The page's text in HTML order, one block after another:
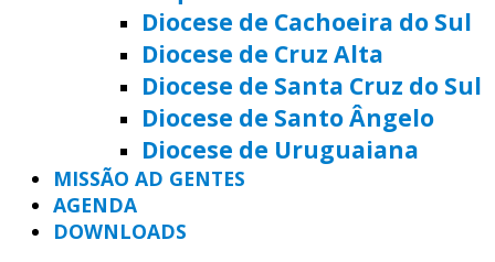
Diocese de Cachoeira do Sul
Diocese de Cruz Alta
Diocese de Santa Cruz do Sul
Diocese de Santo Ângelo
Diocese de Uruguaiana
MISSÃO AD GENTES
AGENDA
DOWNLOADS